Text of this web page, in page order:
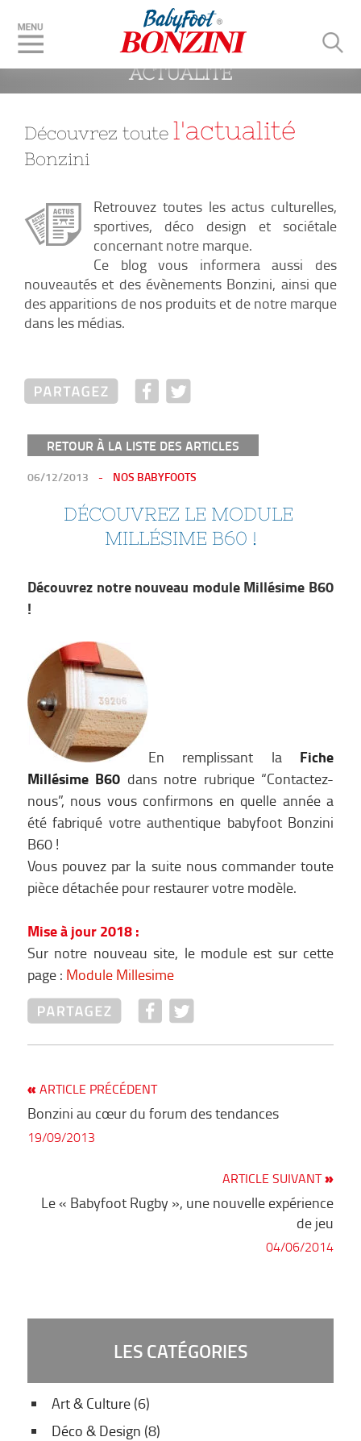
ACTUALITÉ
Découvrez toute l'actualité
Bonzini
Retrouvez toutes les actus culturelles,
sportives, déco design et sociétale
concernant notre marque.
Ce blog vous informera aussi des
nouveautés et des évènements Bonzini, ainsi que
des apparitions de nos produits et de notre marque
dans les médias.
RETOUR À LA LISTE DES ARTICLES
PUBLIÉ
06/12/2013 NOS BABYFOOTS
DÉCOUVREZ LE MODULE
MILLÉSIME B60 !
Découvrez notre nouveau module Millésime B60
!
En remplissant la Fiche
Millésime B60 dans notre rubrique “Contactez-
nous”, nous vous confirmons en quelle année a
été fabriqué votre authentique babyfoot Bonzini
B60 !
Vous pouvez par la suite nous commander toute
pièce détachée pour restaurer votre modèle.
Mise à jour 2018 :
Sur notre nouveau site, le module est sur cette
page : Module Millesime
NAVIGATION DE L’ARTICLE
Article
précédent
ARTICLE PRÉCÉDENT
Bonzini au cœur du forum des tendances
19/09/2013
Article
ARTICLE SUIVANT
Le « Babyfoot Rugby », une nouvelle expérience
de jeu
04/06/2014
LES CATÉGORIES
Art & Culture (6)
Déco & Design (8)